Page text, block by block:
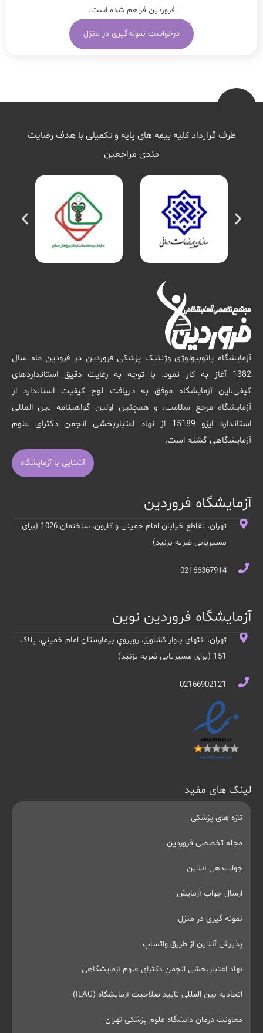
فروردین فراهم شده است.
درخواست نمونه‌گیری در منزل
طرف قرارداد کلیه بیمه های پایه و تکمیلی با هدف رضایت
مندی مراجعین
آزمایشگاه پاتوبیولوژی وژنتیک پزشکی فروردین در فرودین ماه سال
1382 آغاز به کار نمود. با توجه به رعایت دقیق استانداردهای
کیفی،این آزمایشگاه موفق به دریافت لوح کیفیت استاندارد از
آزمایشگاه مرجع سلامت، و همچنین اولین گواهینامه بین المللی
استاندارد ایزو 15189 از نهاد اعتباربخشی انجمن دکترای علوم
آزمایشگاهی گشته است.
آشنایی با آزمایشگاه
آزمایشگاه فروردین
تهران، تقاطع خیابان امام خمینی و کارون، ساختمان 1026 (برای
مسیریابی ضربه بزنید)
02166367914
آزمایشگاه فروردین نوین
تهران، انتهای بلوار کشاورز، روبروي بيمارستان امام خميني، پلاک
151 (برای مسیریابی ضربه بزنید)
02166902121
لینک های مفید
تازه های پزشکی
مجله تخصصی فروردین
جواب‌دهی آنلاین
ارسال جواب آزمایش
نمونه گیری در منزل
پذیرش آنلاین از طریق واتساپ
نهاد اعتباربخشی انجمن دکترای علوم آزمایشگاهی
اتحادیه بین المللی تایید صلاحیت آزمایشگاه (ILAC)
معاونت درمان دانشگاه علوم پزشکی تهران